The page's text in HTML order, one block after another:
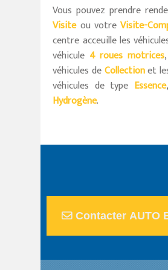
Vous pouvez prendre
Visiteou votreVisite-
centre acceuille les
véhicule 4 roues motrices
véhicules deCollectionet
véhicules de type Essence,
Hydrogène.
Contacter AUTO